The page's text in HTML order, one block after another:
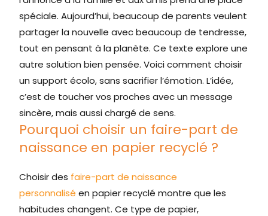
spéciale. Aujourd’hui, beaucoup de parents veulent
partager la nouvelle avec beaucoup de tendresse,
tout en pensant à la planète. Ce texte explore une
autre solution bien pensée. Voici comment choisir
un support écolo, sans sacrifier l’émotion. L’idée,
c’est de toucher vos proches avec un message
sincère, mais aussi chargé de sens.
Pourquoi choisir un faire-part de
naissance en papier recyclé ?
Choisir des faire-part de naissance
personnalisé en papier recyclé montre que les
habitudes changent. Ce type de papier,